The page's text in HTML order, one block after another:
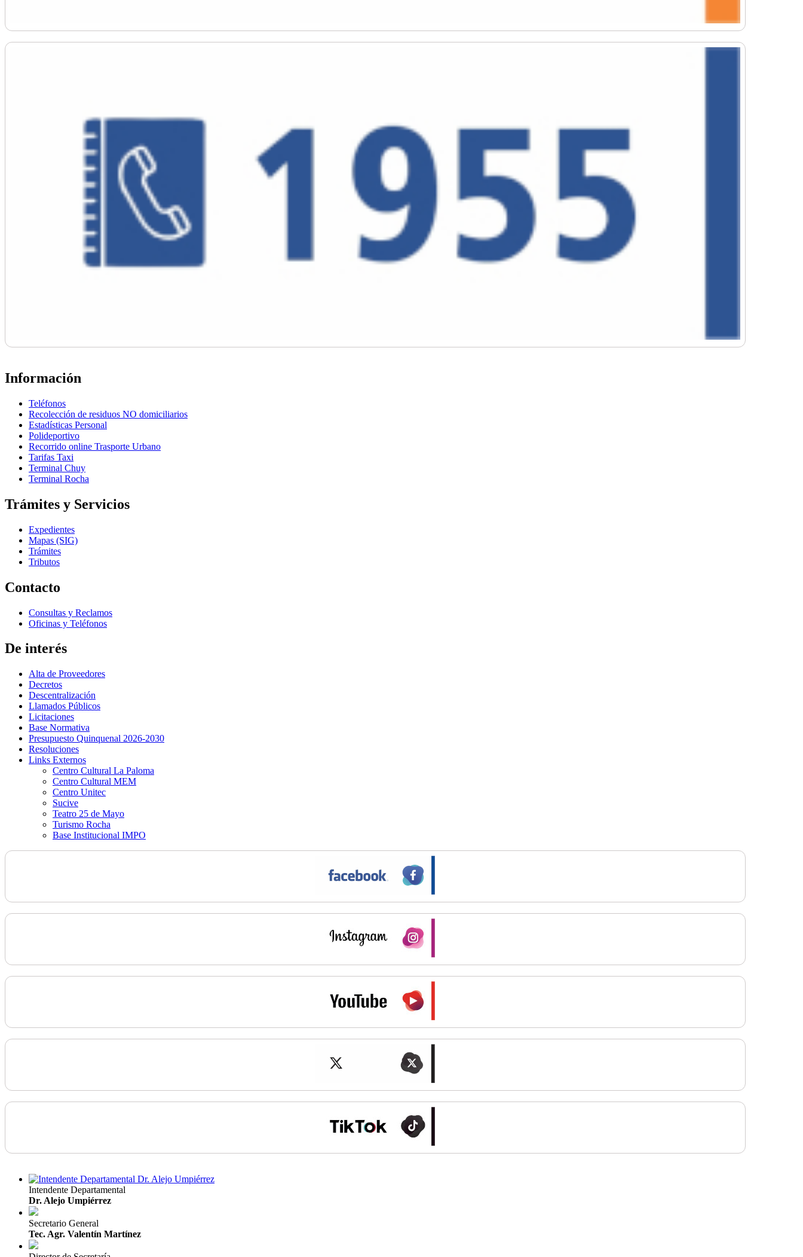
Información
Teléfonos
Recolección de residuos NO domiciliarios
Estadísticas Personal
Polideportivo
Recorrido online Trasporte Urbano
Tarifas Taxi
Terminal Chuy
Terminal Rocha
Trámites y Servicios
Expedientes
Mapas (SIG)
Trámites
Tributos
Contacto
Consultas y Reclamos
Oficinas y Teléfonos
De interés
Alta de Proveedores
Decretos
Descentralización
Llamados Públicos
Licitaciones
Base Normativa
Presupuesto Quinquenal 2026-2030
Resoluciones
Links Externos
Centro Cultural La Paloma
Centro Cultural MEM
Centro Unitec
Sucive
Teatro 25 de Mayo
Turismo Rocha
Base Institucional IMPO
Intendente Departamental
Dr. Alejo Umpiérrez
Secretario General
Tec. Agr. Valentín Martínez